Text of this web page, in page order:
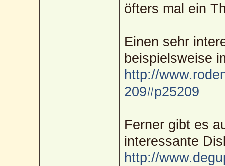
öfters mal ein
Einen sehr
beispielsweise
http://
209#p25209
Ferner gibt es
interessante
http://